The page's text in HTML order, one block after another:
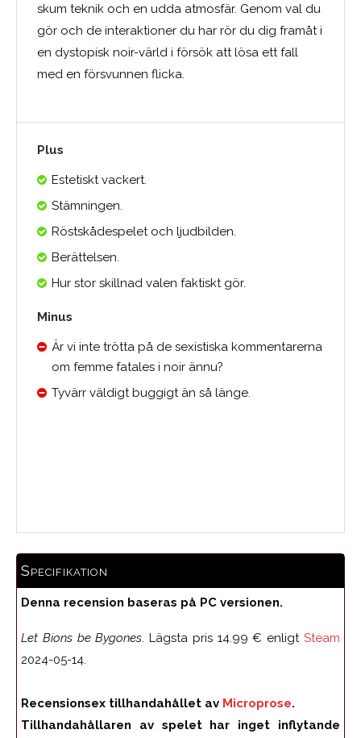
skum teknik och en udda atmosfär. Genom val du
gör och de interaktioner du har rör du dig framåt i
en dystopisk noir-värld i försök att lösa ett fall
med en försvunnen flicka.
Plus
Estetiskt vackert.
Stämningen.
Röstskådespelet och ljudbilden.
Berättelsen.
Hur stor skillnad valen faktiskt gör.
Minus
Är vi inte trötta på de sexistiska kommentarerna
om femme fatales i noir ännu?
Tyvärr väldigt buggigt än så länge.
Specifikation
Denna recension baseras på PC versionen.
Let Bions be Bygones. Lägsta pris 14.99 € enligtSteam
2024-05-14.
Recensionsex tillhandahållet av Microprose.
Tillhandahållaren av spelet har inget inflytande